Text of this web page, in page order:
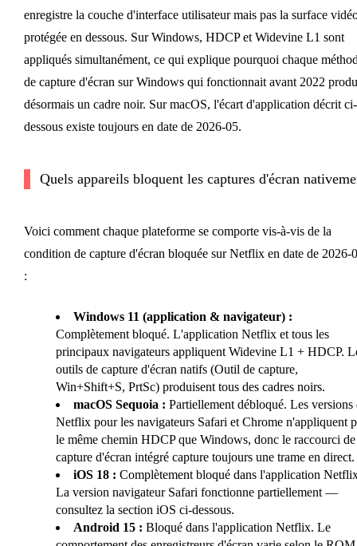
enregistre la couche d'interface utilisateur mais pas la surface
protégée en dessous. Sur Windows, HDCP et Widevine L1 sont
appliqués simultanément, ce qui explique pourquoi chaque
de capture d'écran sur Windows qui fonctionnait avant 2022
désormais un cadre noir. Sur macOS, l'écart d'application décrit ci-
dessous existe toujours en date de 2026-05.
Quels appareils bloquent les captures d'écran
Voici comment chaque plateforme se comporte vis-à-vis de la
condition de capture d'écran bloquée sur Netflix en date de 2026-
:
Windows 11 (application & navigateur) :
Complètement bloqué. L'application Netflix et tous les
principaux navigateurs appliquent Widevine L1 + HDCP.
outils de capture d'écran natifs (Outil de capture,
Win+Shift+S, PrtSc) produisent tous des cadres noirs.
macOS Sequoia : Partiellement débloqué. Les versions
Netflix pour les navigateurs Safari et Chrome n'appliquent
le même chemin HDCP que Windows, donc le raccourci de
capture d'écran intégré capture toujours une trame en direct.
iOS 18 : Complètement bloqué dans l'application
La version navigateur Safari fonctionne partiellement —
consultez la section iOS ci-dessous.
Android 15 : Bloqué dans l'application Netflix. Le